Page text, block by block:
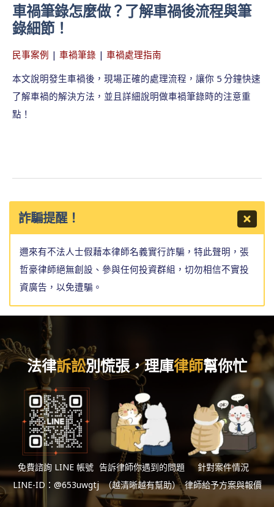
車禍筆錄怎麼做？了解車禍後流程與筆
錄細節！
民事案例 | 車禍筆錄 | 車禍處理指南
本文說明發生車禍後，現場正確的處理流程，讓你 5 分鐘快速
了解車禍的解決方法，並且詳細說明做車禍筆錄時的注意重
點！
詐騙提醒！
邇來有不法人士假藉本律師名義實行詐騙，特此聲明，張
哲豪律師絕無創設、參與任何投資群組，切勿相信不實投
資廣告，以免遭騙。
法律訴訟別慌張，理庫律師幫你忙
免費諮詢 LINE 帳號
LINE-ID：@653uwgtj
告訴律師你遇到的問題
（越清晰越有幫助）
針對案件情況
律師給予方案與報價